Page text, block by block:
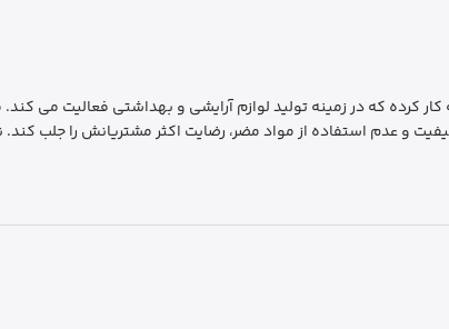
در سال 1930 شروع به کار کرده که در زمینه تولید لوازم آرایشی و
و عدم استفاده از مواد مضر، رضایت اکثر مشتریانش را جلب